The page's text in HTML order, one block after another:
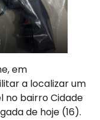
em
a localizar um
no bairro Cidade
de hoje (16).